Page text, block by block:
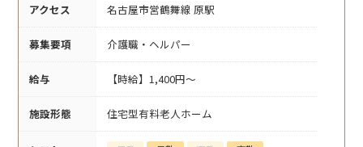
アクセス 名古屋市営鶴舞線 原駅
募集要項 介護職・ヘルパー
給与 【時給】1,400円～
施設形態 住宅型有料老人ホーム